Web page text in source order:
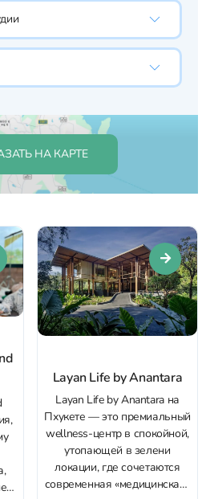
НА КАРТЕ
с
Layan Life by Anantara
Layan Life by Anantara на
Пхукете — это премиальный
wellness-центр в спокойной,
утопающей в зелени
локации, где сочетаются
современная «медицинская»